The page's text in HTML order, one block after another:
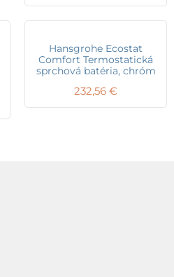
Hansgrohe Ecostat
Comfort Termostatická
sprchová batéria, chróm
232,56 €